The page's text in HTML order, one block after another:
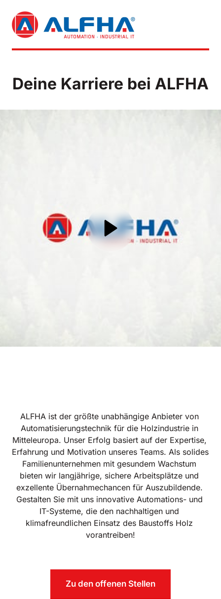
Deine Karriere bei ALFHA
ALFHA ist der größte unabhängige Anbieter von
Automatisierungstechnik für die Holzindustrie in
Mitteleuropa. Unser Erfolg basiert auf der Expertise,
Erfahrung und Motivation unseres Teams. Als solides
Familienunternehmen mit gesundem Wachstum
bieten wir langjährige, sichere Arbeitsplätze und
exzellente Übernahmechancen für Auszubildende.
Gestalten Sie mit uns innovative Automations- und
IT-Systeme, die den nachhaltigen und
klimafreundlichen Einsatz des Baustoffs Holz
vorantreiben!
Zu den offenen Stellen